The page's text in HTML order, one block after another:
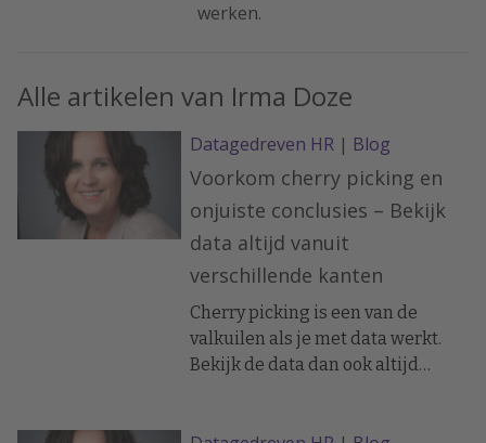
werken.
Alle artikelen van Irma Doze
Datagedreven HR | Blog
Voorkom cherry picking en
onjuiste conclusies – Bekijk
data altijd vanuit
verschillende kanten
Cherry picking is een van de
valkuilen als je met data werkt.
Bekijk de data dan ook altijd